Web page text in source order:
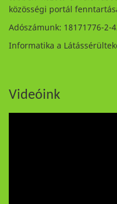
közösségi portál
Adószámunk: 18171776-2-
Informatika a
Videóink